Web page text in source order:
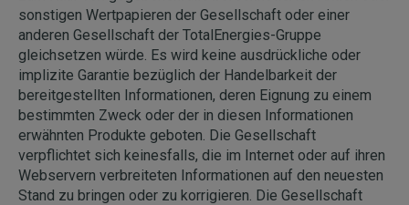
sonstigen Wertpapieren der Gesellschaft oder einer
anderen Gesellschaft der TotalEnergies-Gruppe
gleichsetzen würde. Es wird keine ausdrückliche oder
implizite Garantie bezüglich der Handelbarkeit der
bereitgestellten Informationen, deren Eignung zu einem
bestimmten Zweck oder der in diesen Informationen
erwähnten Produkte geboten. Die Gesellschaft
verpflichtet sich keinesfalls, die im Internet oder auf ihren
Webservern verbreiteten Informationen auf den neuesten
Stand zu bringen oder zu korrigieren. Die Gesellschaft